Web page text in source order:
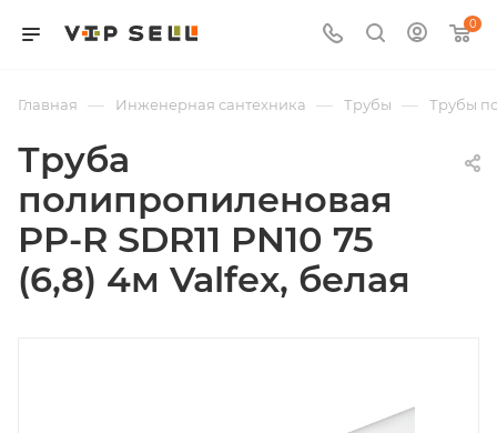
0
Главная — Инженерная сантехника — Трубы — Трубы
Труба
полипропиленовая
PP-R SDR11 PN10 75
(6,8) 4м Valfex, белая